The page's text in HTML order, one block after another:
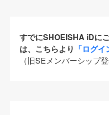
すでにSHOEISHA iDに
は、こちらより 「ログイ
（旧SEメンバーシップ